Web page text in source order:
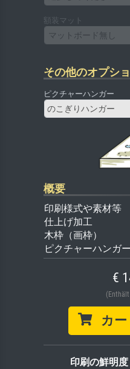
額装マット
マットボード無し
その他のオプシ
ピクチャーハンガー
のこぎりハンガー
概要
印刷様式や素材等
仕上げ加工
木枠（画枠）
ピクチャーハンガー
€
カー
印刷の鮮明度